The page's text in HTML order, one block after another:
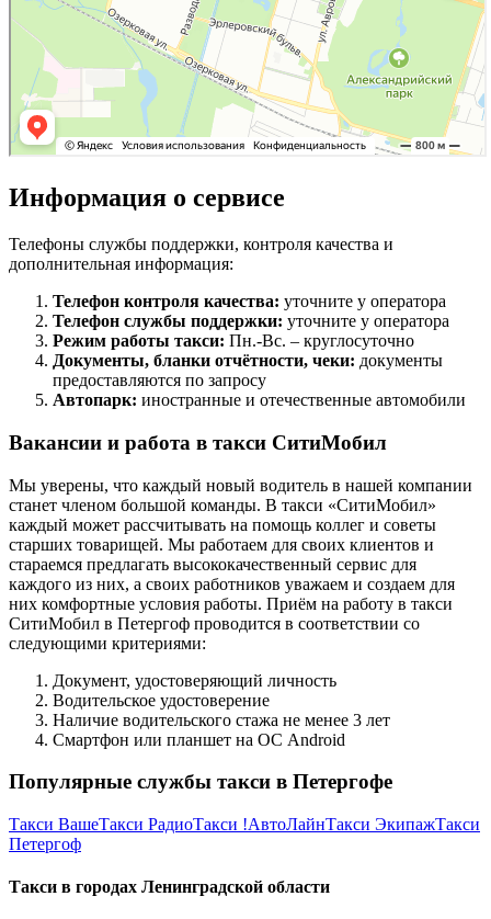
Информация о сервисе
Телефоны службы поддержки, контроля качества и
дополнительная информация:
Телефон контроля качества: уточните у оператора
Телефон службы поддержки: уточните у оператора
Режим работы такси: Пн.-Вс. – круглосуточно
Документы, бланки отчётности, чеки: документы
предоставляются по запросу
Автопарк: иностранные и отечественные автомобили
Вакансии и работа в такси СитиМобил
Мы уверены, что каждый новый водитель в нашей компании
станет членом большой команды. В такси «СитиМобил»
каждый может рассчитывать на помощь коллег и советы
старших товарищей. Мы работаем для своих клиентов и
стараемся предлагать высококачественный сервис для
каждого из них, а своих работников уважаем и создаем для
них комфортные условия работы. Приём на работу в такси
СитиМобил в Петергоф проводится в соответствии со
следующими критериями:
Документ, удостоверяющий личность
Водительское удостоверение
Наличие водительского стажа не менее 3 лет
Смартфон или планшет на ОС Android
Популярные службы такси в Петергофе
Такси ВашеТакси РадиоТакси !АвтоЛайнТакси ЭкипажТакси
Петергоф
Такси в городах Ленинградской области